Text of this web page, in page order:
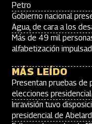
Petro
Gobierno nacional
Agua, de cara a los
Más de 49 mil
alfabetización
MÁS LEÍDO
Presentan pruebas de
elecciones
Inravisión tuvo
presidencial de